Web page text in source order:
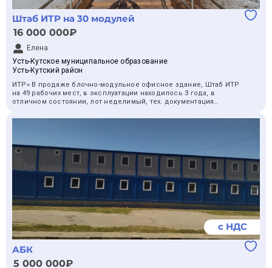
Штаб ИТР на 30 модулей
16 000 000₽
Елена
Усть-Кутское муниципальное образование
Усть-Кутский район
ИТР» В продаже блочно-модульное офисное здание, Штаб ИТР
на 49 рабочих мест, в эксплуатации находилось 3 года, в
отличном состоянии, лот неделимый, тех. документация
осуществляется с территории Иркутского завода полимеров в
покупателя. Также уместен торг.
с НДС
АБК
5 000 000₽